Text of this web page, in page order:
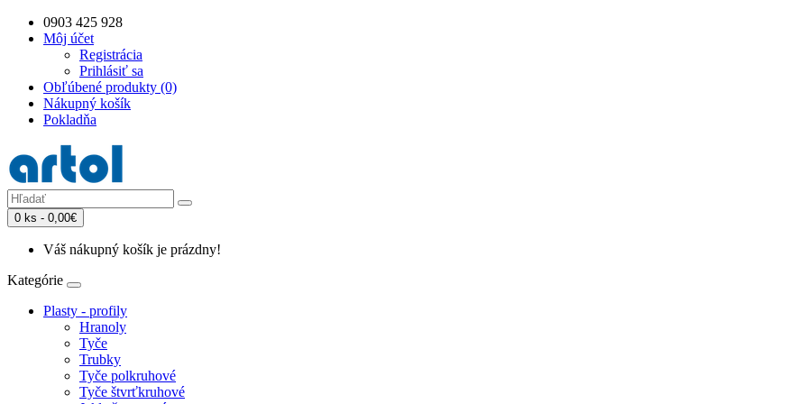
0903 425 928
Môj účet
Registrácia
Prihlásiť sa
Obľúbené produkty (0)
Nákupný košík
Pokladňa
0 ks - 0,00€
Váš nákupný košík je prázdny!
Kategórie
Plasty - profily
Hranoly
Tyče
Trubky
Tyče polkruhové
Tyče štvrťkruhové